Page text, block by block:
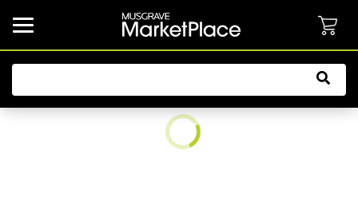
common.button.navbarCollapsed.text